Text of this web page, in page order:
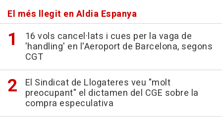
El més llegit en Aldia Espanya
16 vols cancel·lats i cues per la vaga de
'handling' en l'Aeroport de Barcelona, segons
CGT
El Sindicat de Llogateres veu "molt
preocupant" el dictamen del CGE sobre la
compra especulativa